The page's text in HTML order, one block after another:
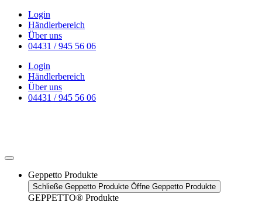
Zum
Inhalt
wechseln
Login
Händlerbereich
Über uns
04431 / 945 56 06
Login
Händlerbereich
Über uns
04431 / 945 56 06
Geppetto Produkte
Schließe Geppetto Produkte Öffne Geppetto Produkte
GEPPETTO® Produkte